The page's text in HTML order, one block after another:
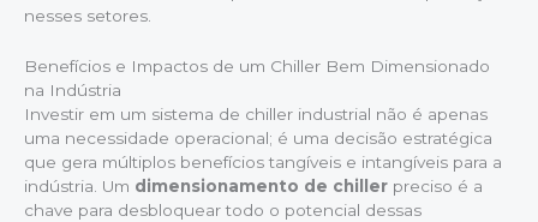
nesses setores.
Benefícios e Impactos de um Chiller Bem Dimensionado
na Indústria
Investir em um sistema de chiller industrial não é apenas
uma necessidade operacional; é uma decisão estratégica
que gera múltiplos benefícios tangíveis e intangíveis para a
indústria. Um dimensionamento de chiller preciso é a
chave para desbloquear todo o potencial dessas